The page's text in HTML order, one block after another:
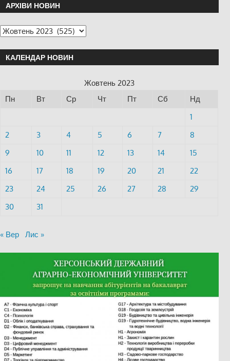
АРХІВИ НОВИН
КАЛЕНДАР НОВИН
Жовтень 2023
Пн
Вт Ср Чт Пт Сб
Нд
1
2
3 4 5 6 7
8
9
10 11 12 13 14
15
16
17 18 19 20 21
22
23
24 25 26 27 28
29
30
31
« Вер Лис »